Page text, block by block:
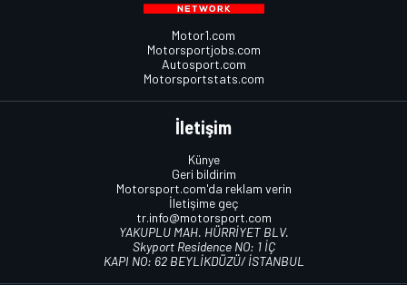
Motor1.com
Motorsportjobs.com
Autosport.com
Motorsportstats.com
İletişim
Künye
Geri bildirim
Motorsport.com'da reklam verin
İletişime geç
tr.info@motorsport.com
YAKUPLU MAH. HÜRRİYET BLV.
Skyport Residence NO: 1 İÇ
KAPI NO: 62 BEYLİKDÜZÜ/ İSTANBUL